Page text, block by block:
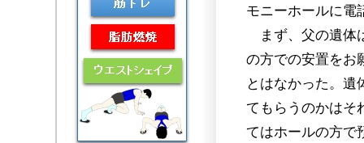
モニーホールに電
まず、父の遺体
の方での安置をお
とはなかった。遺
てもらうのかはそ
てはホールの方で